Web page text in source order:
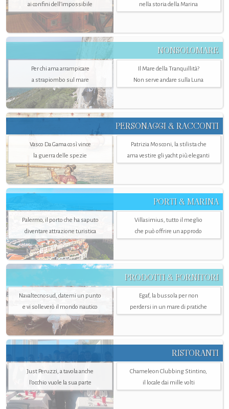
ai confini dell’impossibile
nella storia della Marina
NONSOLOMARE
Per chi ama arrampicare
a strapiombo sul mare
Il Mare della Tranquillità?
Non serve andare sulla Luna
PERSONAGGI & RACCONTI
Vasco Da Gama così vince
la guerra delle spezie
Patrizia Mosconi, la stilista che
ama vestire gli yacht più eleganti
PORTI & MARINA
Palermo, il porto che ha saputo
diventare attrazione turistica
Villasimius, tutto il meglio
che può offrire un approdo
PRODOTTI & FORNITORI
Navaltecnosud, datemi un punto
e vi solleverò il mondo nautico
Egaf, la bussola per non
perdersi in un mare di pratiche
RISTORANTI
Just Peruzzi, a tavola anche
l’occhio vuole la sua parte
Chameleon Clubbing Stintino,
il locale dai mille volti